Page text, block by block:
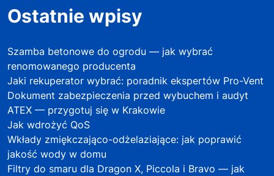
Ostatnie wpisy
Szamba betonowe do ogrodu — jak wybrać
renomowanego producenta
Jaki rekuperator wybrać: poradnik ekspertów Pro-Vent
Dokument zabezpieczenia przed wybuchem i audyt
ATEX — przygotuj się w Krakowie
Jak wdrożyć QoS
Wkłady zmiękczająco-odżelaziające: jak poprawić
jakość wody w domu
Filtry do smaru dla Dragon X, Piccola i Bravo — jak